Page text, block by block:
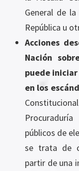
General de
República u
Acciones
Nación
puede
en los
públicos de
se trata de
partir de una